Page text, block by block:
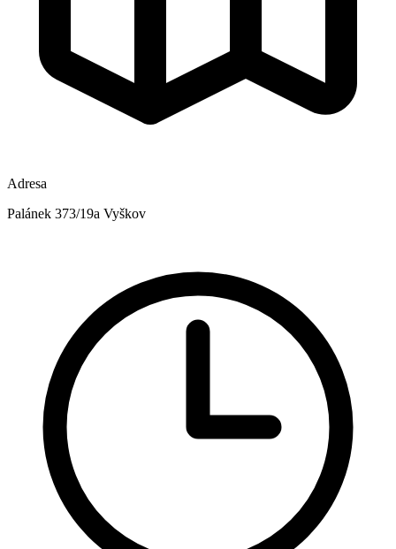
Adresa
Palánek 373/19a Vyškov